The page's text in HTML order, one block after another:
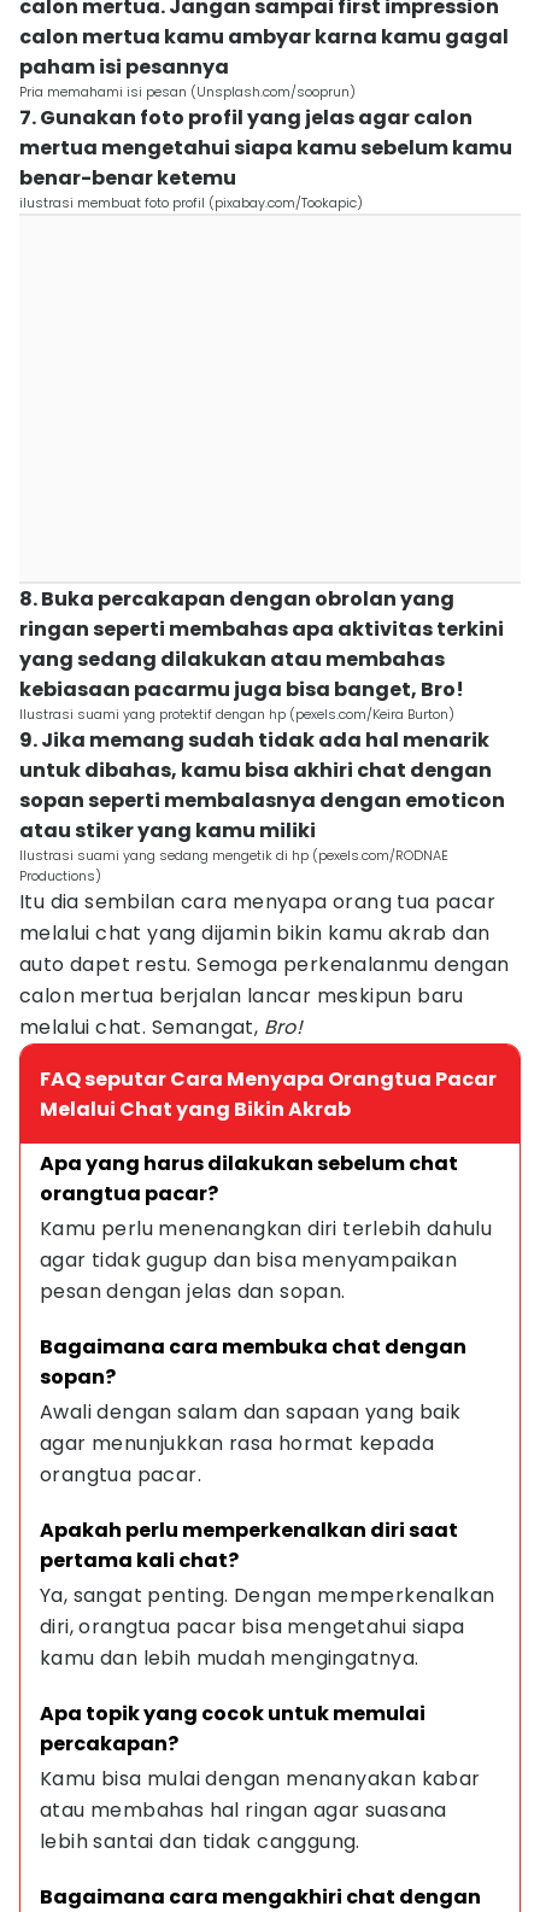
calon mertua. Jangan sampai first impression
calon mertua kamu ambyar karna kamu gagal
paham isi pesannya
Pria memahami isi pesan (Unsplash.com/sooprun)
7. Gunakan foto profil yang jelas agar calon
mertua mengetahui siapa kamu sebelum kamu
benar-benar ketemu
ilustrasi membuat foto profil (pixabay.com/Tookapic)
8. Buka percakapan dengan obrolan yang
ringan seperti membahas apa aktivitas terkini
yang sedang dilakukan atau membahas
kebiasaan pacarmu juga bisa banget, Bro!
Ilustrasi suami yang protektif dengan hp (pexels.com/Keira Burton)
9. Jika memang sudah tidak ada hal menarik
untuk dibahas, kamu bisa akhiri chat dengan
sopan seperti membalasnya dengan emoticon
atau stiker yang kamu miliki
Ilustrasi suami yang sedang mengetik di hp (pexels.com/RODNAE
Productions)
Itu dia sembilan cara menyapa orang tua pacar
melalui chat yang dijamin bikin kamu akrab dan
auto dapet restu. Semoga perkenalanmu dengan
calon mertua berjalan lancar meskipun baru
melalui chat. Semangat, Bro!
FAQ seputar Cara Menyapa Orangtua Pacar
Melalui Chat yang Bikin Akrab
Apa yang harus dilakukan sebelum chat
orangtua pacar?
Kamu perlu menenangkan diri terlebih dahulu
agar tidak gugup dan bisa menyampaikan
pesan dengan jelas dan sopan.
Bagaimana cara membuka chat dengan
sopan?
Awali dengan salam dan sapaan yang baik
agar menunjukkan rasa hormat kepada
orangtua pacar.
Apakah perlu memperkenalkan diri saat
pertama kali chat?
Ya, sangat penting. Dengan memperkenalkan
diri, orangtua pacar bisa mengetahui siapa
kamu dan lebih mudah mengingatnya.
Apa topik yang cocok untuk memulai
percakapan?
Kamu bisa mulai dengan menanyakan kabar
atau membahas hal ringan agar suasana
lebih santai dan tidak canggung.
Bagaimana cara mengakhiri chat dengan